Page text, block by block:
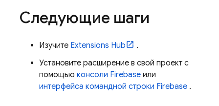
Следующие шаги
Изучите Extensions Hub
.
Установите расширение в свой проект с
помощью консоли Firebase или
интерфейса командной строки Firebase .